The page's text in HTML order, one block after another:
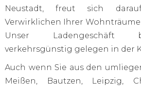
Neustadt, freut sich
Verwirklichen Ihrer Wohnträume
Unser Ladengeschäft
verkehrsgünstig gelegen in der
Auch wenn Sie aus den
Meißen, Bautzen, Leipzig,